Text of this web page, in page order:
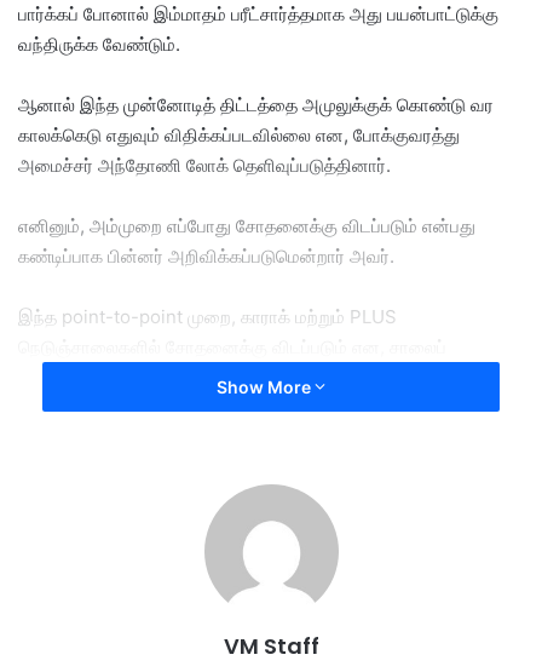
பார்க்கப் போனால் இம்மாதம் பரீட்சார்த்தமாக அது பயன்பாட்டுக்கு
வந்திருக்க வேண்டும்.
ஆனால் இந்த முன்னோடித் திட்டத்தை அமுலுக்குக் கொண்டு வர
காலக்கெடு எதுவும் விதிக்கப்படவில்லை என, போக்குவரத்து
அமைச்சர் அந்தோணி லோக் தெளிவுப்படுத்தினார்.
எனினும், அம்முறை எப்போது சோதனைக்கு விடப்படும் என்பது
கண்டிப்பாக பின்னர் அறிவிக்கப்படுமென்றார் அவர்.
இந்த point-to-point முறை, காராக் மற்றும் PLUS
போக்குவரத்துத் துறையான JPJ ஏற்கனவே அறிவித்துள்ளது.
நெடுஞ்சாலையில் செனாவாங் டோல் சாவடி தொடங்கி அலோர் காஜா
டோல் சாவடி வரையிலும் அச்சோதனை நடத்தப்படும்.
விபத்துகள் அதிகம் நிகழும், PLUS நெடுஞ்சாலை, ஈப்போவில் உள்ள
AwAS கேமராக்களைப் பொருத்த JPJ இலக்கு வைத்துள்ளது.
Show More
VM Staff